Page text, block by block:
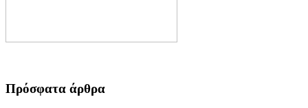
Πρόσφατα άρθρα